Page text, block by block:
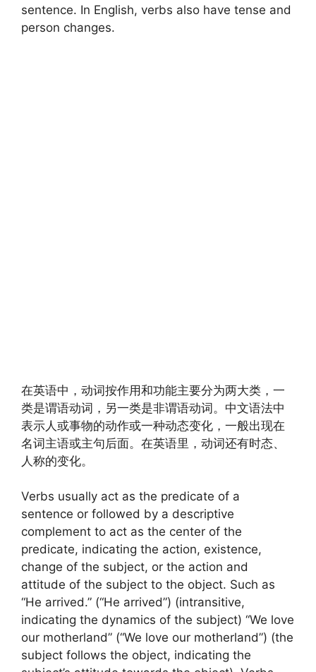
sentence. In English, verbs also have tense and
person changes.
在英语中，动词按作用和功能主要分为两大类，一
类是谓语动词，另一类是非谓语动词。中文语法中
表示人或事物的动作或一种动态变化，一般出现在
名词主语或主句后面。在英语里，动词还有时态、
人称的变化。
Verbs usually act as the predicate of a
sentence or followed by a descriptive
complement to act as the center of the
predicate, indicating the action, existence,
change of the subject, or the action and
attitude of the subject to the object. Such as
“He arrived.” (“He arrived”) (intransitive,
indicating the dynamics of the subject) “We love
our motherland” (“We love our motherland”) (the
subject follows the object, indicating the